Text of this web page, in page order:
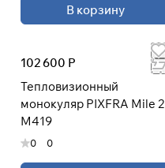
В корзину
102 600 Р
Тепловизионный
монокуляр PIXFRA Mile 2
M419
0 0